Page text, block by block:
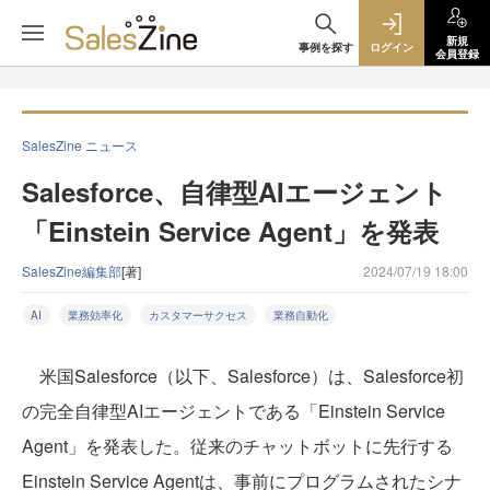
事例を探す ログイン
新規
会員登録
SalesZine ニュース
Salesforce、自律型AIエージェント
「Einstein Service Agent」を発表
SalesZine編集部[著] 2024/07/19 18:00
AI 業務効率化 カスタマーサクセス 業務自動化
米国Salesforce（以下、Salesforce）は、Salesforce初
の完全自律型AIエージェントである「Einstein Service
Agent」を発表した。従来のチャットボットに先行する
Einstein Service Agentは、事前にプログラムされたシナ